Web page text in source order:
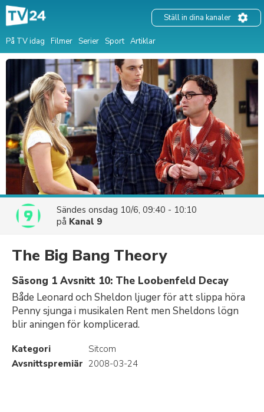
På TV idag Filmer Serier Sport Artiklar
Ställ in dina kanaler
Sändes onsdag 10/6, 09:40 - 10:10
på Kanal 9
The Big Bang Theory
Säsong 1 Avsnitt 10: The Loobenfeld Decay
Både Leonard och Sheldon ljuger för att slippa höra
Penny sjunga i musikalen Rent men Sheldons lögn
blir aningen för komplicerad.
Kategori
Sitcom
Avsnittspremiär 2008-03-24